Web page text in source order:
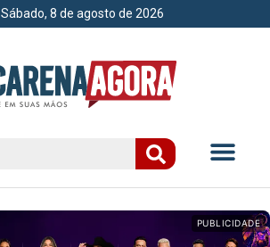
Sábado, 8 de agosto de 2026
PUBLICIDADE